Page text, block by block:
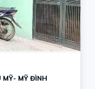
MỸ- MỸ ĐÌNH